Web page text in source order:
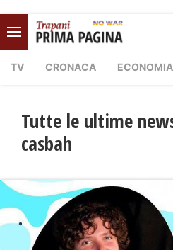
TV CRONACA ECONOMIA
Tutte le ultime
casbah